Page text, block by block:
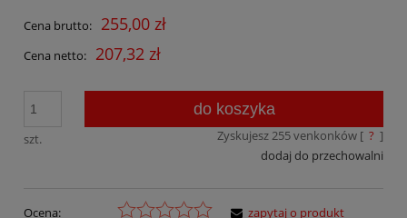
Cena brutto: 255,00 zł
Cena netto: 207,32 zł
szt.
do koszyka
Zyskujesz 255venkonków [ ? ]
dodaj do przechowalni
Ocena:
zapytaj o produkt